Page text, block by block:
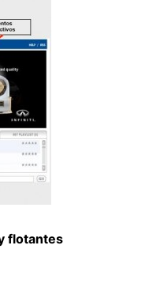
flotantes